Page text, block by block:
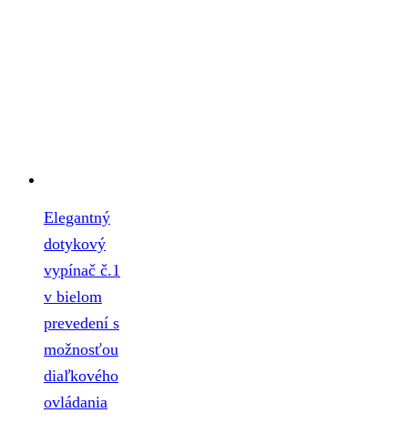
Elegantný
dotykový
vypínač č.1
v bielom
prevedení s
možnosťou
diaľkového
ovládania